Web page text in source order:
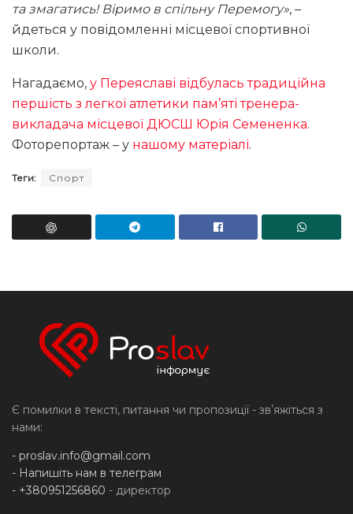
та змагатись! Віримо в спільну Перемогу», –
йдеться у повідомленні місцевої спортивної
школи.
Нагадаємо, у Переяславі відбулась традиційна
першість з легкої атлетики пам’яті тренера-
викладача місцевої ДЮСШ Юрія Семененка.
Фоторепортаж – у нашому матеріалі.
Теги: Спорт
Є помилки в тексті, питання чи пропозиції - звʼяжіться з
нами:
- proslav.info@gmail.com
- Напишіть нам в телеграм
- +380951256860 - директор